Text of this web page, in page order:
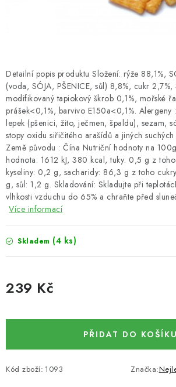
ČOKOLÁDOVÉ POLEVY / SMĚS POLEV
ČOKOLÁDOVÉ KAMÍNKY
OŘECHOVÉ ZLOMKY A DRTĚ /
VŠE PRO OSLAVU, PÁRTY A VÝROČÍ
KONOPNÉ PRODUKTY
OŘECHY NATURAL / KOKOS / KOKOS
SUŠENÉ OVOCE BEZ PŘIDANÉHO
LYOFILIZOVANÉ OVOCE
MANGO BEZ PŘIDANÉHO CUKRU A
Detailní popis produktu Složení: rýže 88,1%,
(voda, SÓJA, PŠENICE, sůl) 8,8%, cukr 2,7%,
modifikovaný tapiokový škrob 0,1%, mořské
prášek<0,1%, barvivo E150a<0,1%. Alergeny
lepek (pšenici, žito, ječmen, špaldu), sezam,
stopy oxidu siřičitého arašídů a jiných
Země původu : Čína Nutriční hodnoty na
hodnota: 1612 kJ, 380 kcal, tuky: 0,5 g z toho
kyseliny: 0,2 g, sacharidy: 86,3 g z toho
g, sůl: 1,2 g. Skladování: Skladujte při
vlhkosti vzduchu do 65% a chraňte před
Více informací
Skladem (4 ks)
239 Kč
PŘIDAT DO KOŠÍKU
Kód zboží: 1093 Značka: